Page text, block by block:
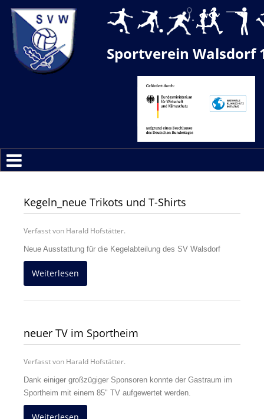
Sportverein Walsdorf
Kegeln_neue Trikots und T-Shirts
Verfasst von Harald Hofstätter.
Neue Ausstattung für die Kegelabteilung des SV Walsdorf
Weiterlesen
neuer TV im Sportheim
Verfasst von Harald Hofstätter.
Dank einiger großzügiger Sponsoren konnte der Gastraum im
Sportheim mit einem 85" TV aufgewertet werden.